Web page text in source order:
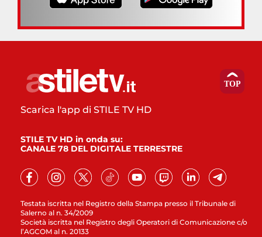
Testata iscritta nel Registro della Stampa presso il Tribunale di
Salerno al n. 34/2009
Società iscritta nel Registro degli Operatori di Comunicazione c/o
l’AGCOM al n. 20133
Scarica l'app di STILE TV HD
STILE TV HD in onda su:
CANALE 78 DEL DIGITALE TERRESTRE